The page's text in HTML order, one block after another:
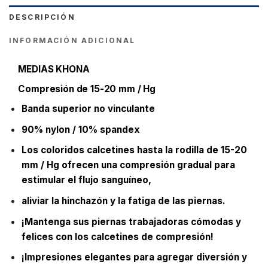
DESCRIPCIÓN
INFORMACIÓN ADICIONAL
MEDIAS KHONA
Compresión de 15-20 mm / Hg
Banda superior no vinculante
90% nylon / 10% spandex
Los coloridos calcetines hasta la rodilla de 15-20
mm / Hg ofrecen una compresión gradual para
estimular el flujo sanguíneo,
aliviar la hinchazón y la fatiga de las piernas.
¡Mantenga sus piernas trabajadoras cómodas y
felices con los calcetines de compresión!
¡Impresiones elegantes para agregar diversión y